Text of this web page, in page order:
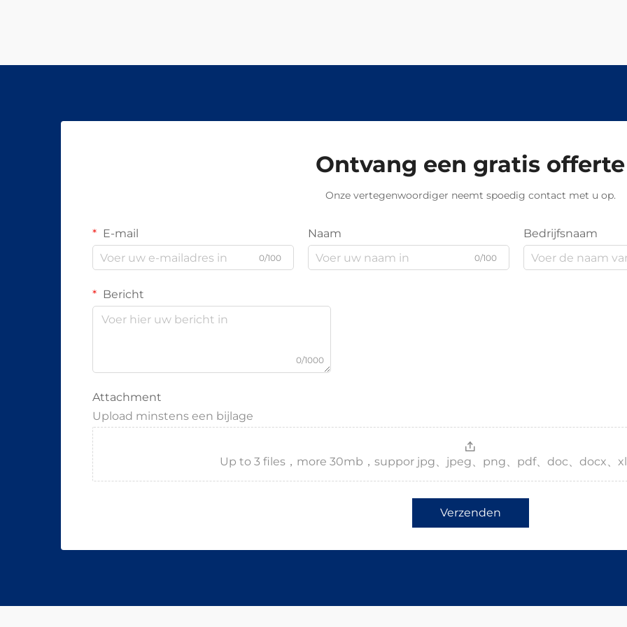
Ontvang een gratis offerte
Onze vertegenwoordiger neemt spoedig contact met u op.
E-mail
0/100
Naam
0/100
Bedrijfsnaam
Bericht
0/1000
Attachment
Upload minstens een bijlage
Up to 3 files，more 30mb，suppor jpg、jpeg、png、pdf、doc、docx、
Verzenden